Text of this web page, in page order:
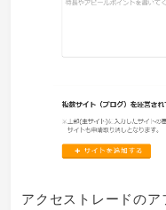
アクセストレードの